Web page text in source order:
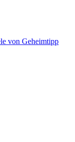
von Geheimtipp